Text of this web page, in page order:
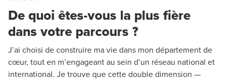
De quoi êtes-vous la plus fière
dans votre parcours ?
J’ai choisi de construire ma vie dans mon département de
cœur, tout en m’engageant au sein d’un réseau national et
international. Je trouve que cette double dimension —